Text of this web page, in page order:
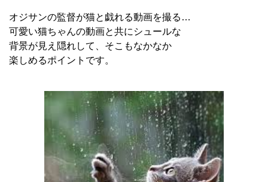
オジサンの監督が猫と戯れる動画を撮る…
可愛い猫ちゃんの動画と共にシュールな
背景が見え隠れして、そこもなかなか
楽しめるポイントです。